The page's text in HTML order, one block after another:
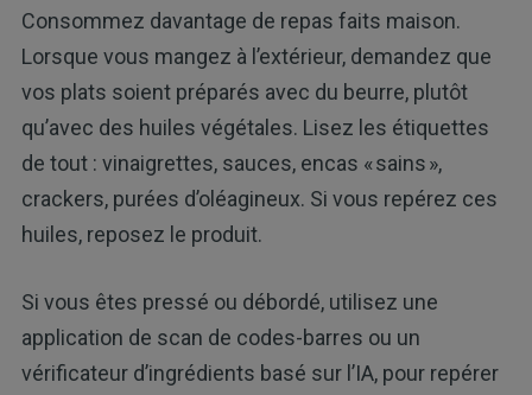
Consommez davantage de repas faits maison.
Lorsque vous mangez à l’extérieur, demandez que
vos plats soient préparés avec du beurre, plutôt
qu’avec des huiles végétales. Lisez les étiquettes
de tout : vinaigrettes, sauces, encas « sains »,
crackers, purées d’oléagineux. Si vous repérez ces
huiles, reposez le produit.
Si vous êtes pressé ou débordé, utilisez une
application de scan de codes-barres ou un
vérificateur d’ingrédients basé sur l’IA, pour repérer